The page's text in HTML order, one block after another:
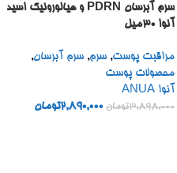
سرم آبرسان PDRN و هیالورونیک اسید
آنوا 30میل
مراقبت پوست, سرم, سرم آبرسان,
محصولات پوست
آنوا ANUA
3,898,000تومان 2,890,000تومان